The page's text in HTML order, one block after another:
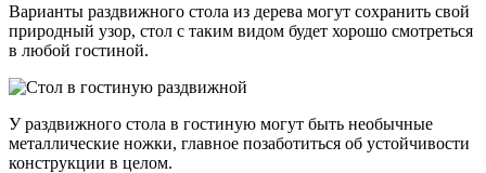
Варианты раздвижного стола из дерева могут сохранить свой
природный узор, стол с таким видом будет хорошо смотреться
в любой гостиной.
У раздвижного стола в гостиную могут быть необычные
металлические ножки, главное позаботиться об устойчивости
конструкции в целом.